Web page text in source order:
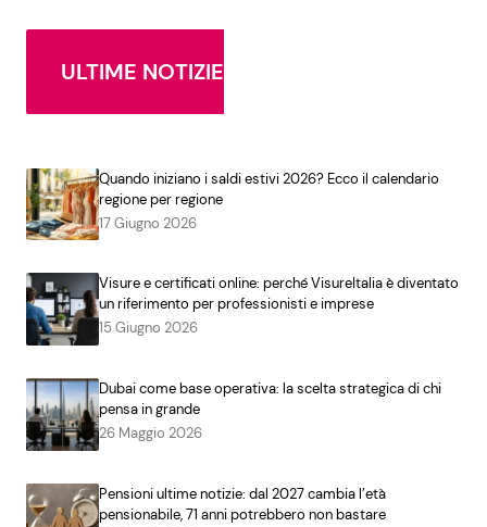
ULTIME NOTIZIE
Quando iniziano i saldi estivi 2026? Ecco il calendario
regione per regione
17 Giugno 2026
Visure e certificati online: perché VisureItalia è diventato
un riferimento per professionisti e imprese
15 Giugno 2026
Dubai come base operativa: la scelta strategica di chi
pensa in grande
26 Maggio 2026
Pensioni ultime notizie: dal 2027 cambia l’età
pensionabile, 71 anni potrebbero non bastare